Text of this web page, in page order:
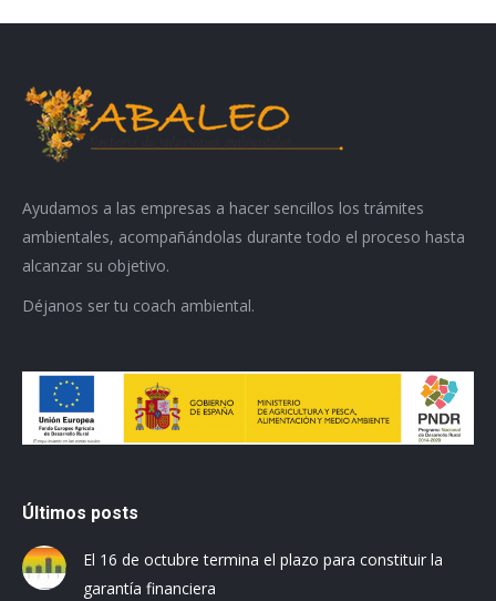
Ayudamos a las empresas a hacer sencillos los trámites
ambientales, acompañándolas durante todo el proceso hasta
alcanzar su objetivo.
Déjanos ser tu coach ambiental.
Últimos posts
El 16 de octubre termina el plazo para constituir la
garantía financiera